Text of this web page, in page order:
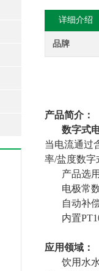
详细介绍
品牌
产品简介：
数字式
当电流通过
率/盐度数字
产品选
电极常
自动补
内置
应用领域：
饮用水